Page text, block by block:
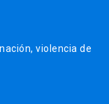
violencia de